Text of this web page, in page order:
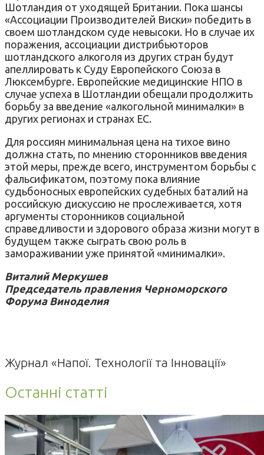
Шотландия от уходящей Британии. Пока шансы
«Ассоциации Производителей Виски» победить в
своем шотландском суде невысоки. Но в случае их
поражения, ассоциации дистрибьюторов
шотландского алкоголя из других стран будут
апеллировать к Суду Европейского Союза в
Люксембурге. Европейские медицинские НПО в
случае успеха в Шотландии обещали продолжить
борьбу за введение «алкогольной минималки» в
других регионах и странах ЕС.
Для россиян минимальная цена на тихое вино
должна стать, по мнению сторонников введения
этой меры, прежде всего, инструментом борьбы с
фальсификатом, поэтому пока влияние
судьбоносных европейских судебных баталий на
российскую дискуссию не прослеживается, хотя
аргументы сторонников социальной
справедливости и здорового образа жизни могут в
будущем также сыграть свою роль в
замораживании уже принятой «минималки».
Виталий Меркушев
Председатель правления Черноморского
Форума Виноделия
Журнал «Напої. Технології та Інновації»
Останні статті